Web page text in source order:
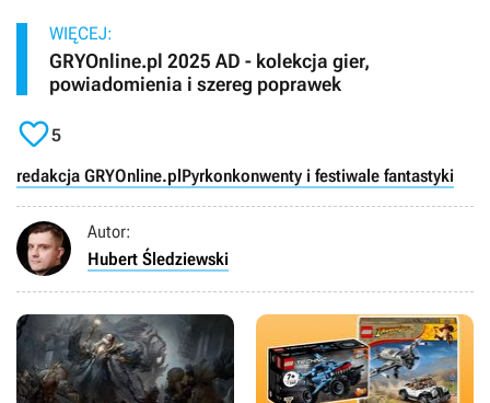
WIĘCEJ:
GRYOnline.pl 2025 AD - kolekcja gier,
powiadomienia i szereg poprawek
5
redakcja GRYOnline.plPyrkonkonwenty i festiwale fantastyki
Autor:
Hubert Śledziewski